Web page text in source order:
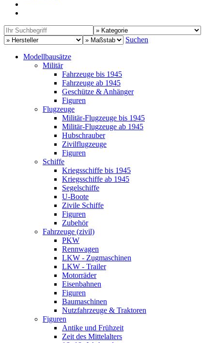
Suchen
Modellbausätze
Militär
Fahrzeuge bis 1945
Fahrzeuge ab 1945
Geschütze & Anhänger
Figuren
Flugzeuge
Militär-Flugzeuge bis 1945
Militär-Flugzeuge ab 1945
Hubschrauber
Zivilflugzeuge
Figuren
Schiffe
Kriegsschiffe bis 1945
Kriegsschiffe ab 1945
Segelschiffe
U-Boote
Zivile Schiffe
Figuren
Zubehör
Fahrzeuge (zivil)
PKW
Rennwagen
LKW - Zugmaschinen
LKW - Trailer
Motorräder
Eisenbahnen
Figuren
Baumaschinen
Nutzfahrzeuge & Traktoren
Figuren
Antike und Frühzeit
Zeit des Mittelalters